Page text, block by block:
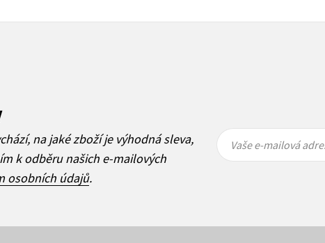
na jaké zboží je výhodná sleva,
k odběru našich e-mailových
osobních údajů.
mailová
mailová
Vaše e-mailová